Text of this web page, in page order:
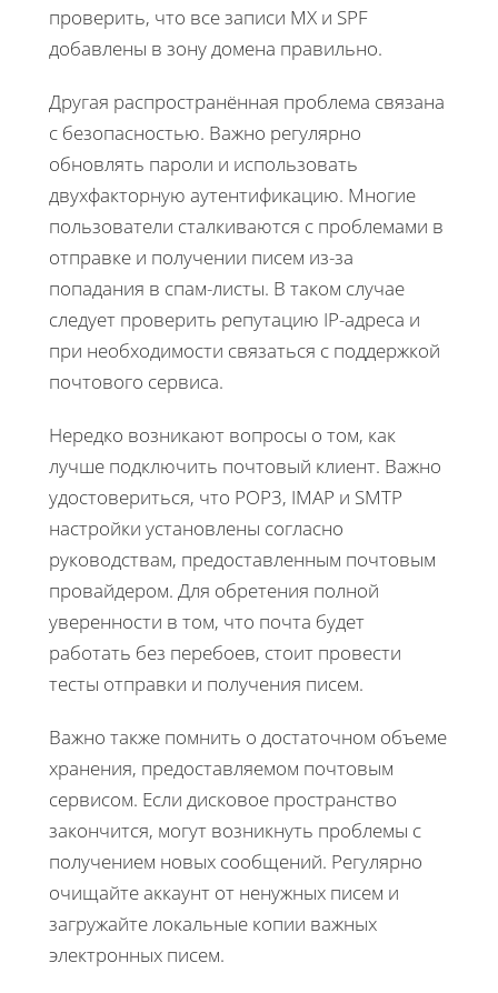
проверить, что все записи MX и SPF
добавлены в зону домена правильно.
Другая распространённая проблема связана
с безопасностью. Важно регулярно
обновлять пароли и использовать
двухфакторную аутентификацию. Многие
пользователи сталкиваются с проблемами в
отправке и получении писем из-за
попадания в спам-листы. В таком случае
следует проверить репутацию IP-адреса и
при необходимости связаться с поддержкой
почтового сервиса.
Нередко возникают вопросы о том, как
лучше подключить почтовый клиент. Важно
удостовериться, что POP3, IMAP и SMTP
настройки установлены согласно
руководствам, предоставленным почтовым
провайдером. Для обретения полной
уверенности в том, что почта будет
работать без перебоев, стоит провести
тесты отправки и получения писем.
Важно также помнить о достаточном объеме
хранения, предоставляемом почтовым
сервисом. Если дисковое пространство
закончится, могут возникнуть проблемы с
получением новых сообщений. Регулярно
очищайте аккаунт от ненужных писем и
загружайте локальные копии важных
электронных писем.